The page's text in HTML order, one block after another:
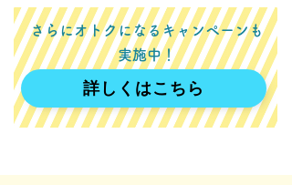
さらにオトクになるキャンペーンも
実施中！
詳しくはこちら